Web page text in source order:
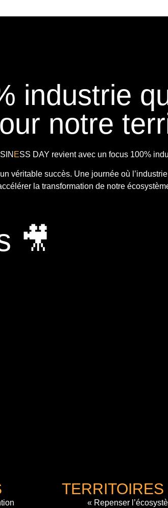
industrie
notre
SIN ESS DAY revient avec un focus 100%
véritable succès. Une journée où
la transformation de notre
🎥
« Repenser